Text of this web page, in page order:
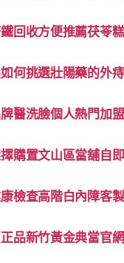
回收方便推薦茯苓
何挑選壯陽藥的外
醫洗臉個人熱門加
購置文山區當舖自
檢查高階白內障客
品新竹黃金典當官